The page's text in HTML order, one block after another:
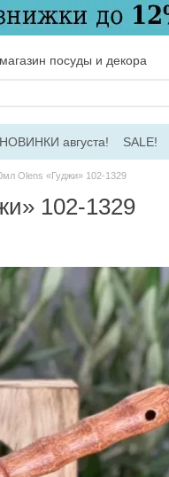
посуды и декора
НОВИНКИ августа! SALE!
соглашение Договір ПО
Olens «Гуджи» 102-1329
102-1329